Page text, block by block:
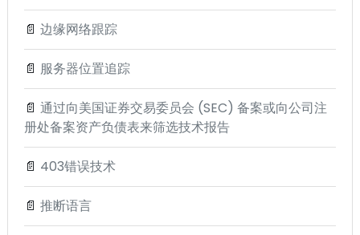
📄 边缘网络跟踪
📄 服务器位置追踪
📄 通过向美国证券交易委员会 (SEC) 备案或向公司注
册处备案资产负债表来筛选技术报告
📄 403错误技术
📄 推断语言